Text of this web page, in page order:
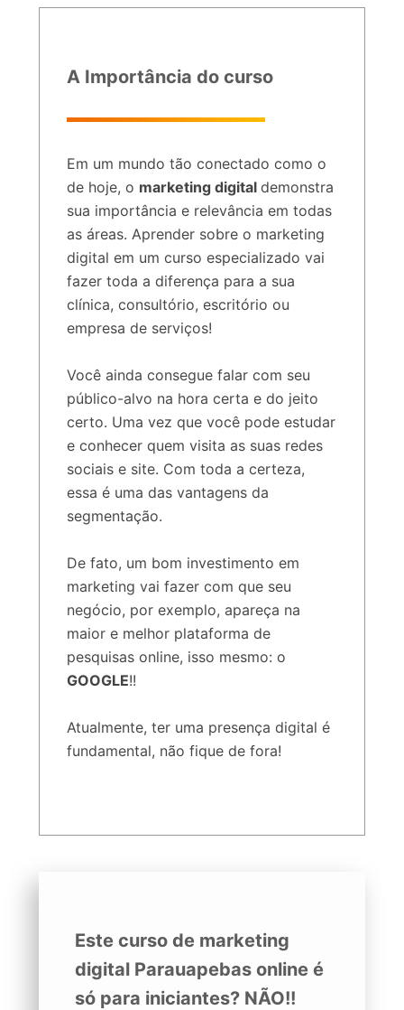
A Importância do curso
Em um mundo tão conectado como o
de hoje, o marketing digital demonstra
sua importância e relevância em todas
as áreas. Aprender sobre o marketing
digital em um curso especializado vai
fazer toda a diferença para a sua
clínica, consultório, escritório ou
empresa de serviços!
Você ainda consegue falar com seu
público-alvo na hora certa e do jeito
certo. Uma vez que você pode estudar
e conhecer quem visita as suas redes
sociais e site. Com toda a certeza,
essa é uma das vantagens da
segmentação.
De fato, um bom investimento em
marketing vai fazer com que seu
negócio, por exemplo, apareça na
maior e melhor plataforma de
pesquisas online, isso mesmo: o
GOOGLE!!
Atualmente, ter uma presença digital é
fundamental, não fique de fora!
Este curso de marketing
digital Parauapebas online é
só para iniciantes? NÃO!!